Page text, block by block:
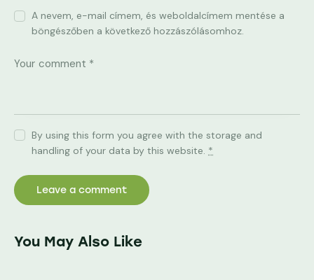
A nevem, e-mail címem, és weboldalcímem mentése a
böngészőben a következő hozzászólásomhoz.
By using this form you agree with the storage and
handling of your data by this website. *
You May Also Like